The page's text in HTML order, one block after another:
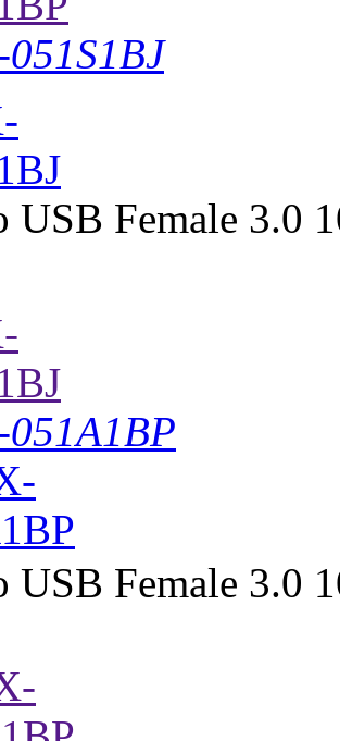
USB Female 3.0
USB Female 3.0